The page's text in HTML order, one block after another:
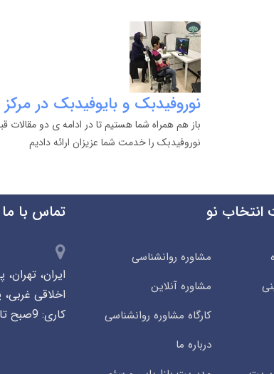
نوروفیدبک و بایوفیدبک در
باز هم همراه شما هستیم تا در ادامه ی دو مقالات
نوروفیدبک را خدمت شما عزیزان ارائه دادیم
نو
مشاوره روانشناسی
مشاوره آنلاین
کارگاه مشاوره روانشناسی
درباره ما
تماس با ما
ایران،
کاری: 9صبح تا 10شب